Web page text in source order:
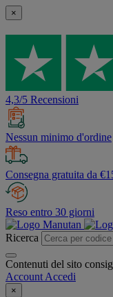
×
4,3/5 Recensioni
Nessun minimo d'ordine
Consegna gratuita da
Reso entro 30 giorni
Ricerca
Contenuti del sito
Account Accedi
×